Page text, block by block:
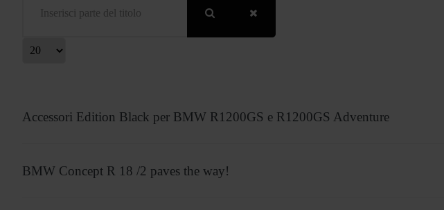
Accessori Edition Black per BMW R1200GS e R1200GS Adventure
BMW Concept R 18 /2 paves the way!